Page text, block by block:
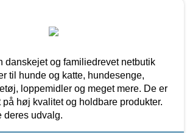
danskejet og familiedrevet netbutik
til hunde og katte, hundesenge,
loppemidler og meget mere. De er
høj kvalitet og holdbare produkter.
deres udvalg.